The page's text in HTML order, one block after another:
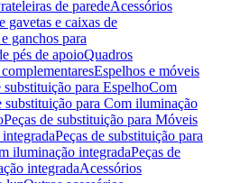
de paredeAcessórios
gavetas e caixas de
ganchos para
pés de apoioQuadros
Espelhos e móveis
substituição para EspelhoCom
substituição para Com iluminação
Peças de substituição para Móveis
Peças de substituição para
iluminação integradaPeças de
integradaAcessórios